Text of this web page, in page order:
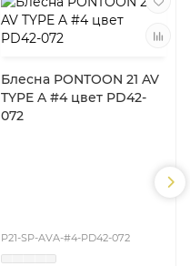
Блесна PONTOON 21 AV
TYPE A #4 цвет PD42-
072
P21-SP-AVA-#4-PD42-072